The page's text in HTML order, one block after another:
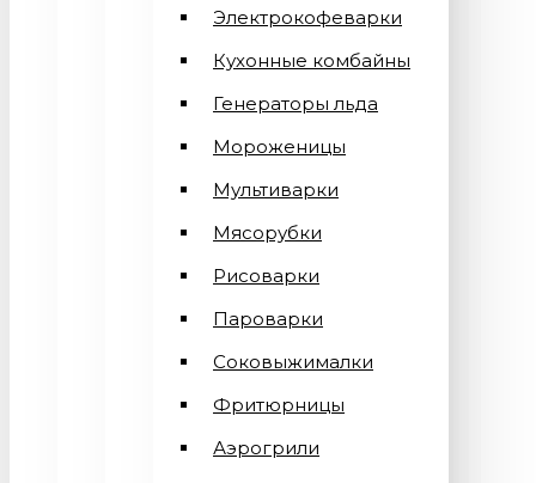
Электрокофеварки
Кухонные комбайны
Генераторы льда
Мороженицы
Мультиварки
Мясорубки
Рисоварки
Пароварки
Соковыжималки
Фритюрницы
Аэрогрили